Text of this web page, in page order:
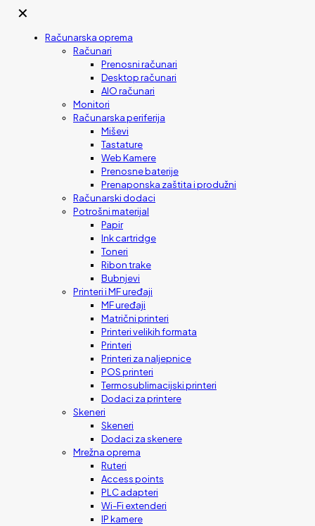
✕
Računarska oprema
Računari
Prenosni računari
Desktop računari
AIO računari
Monitori
Računarska periferija
Miševi
Tastature
Web Kamere
Prenosne baterije
Prenaponska zaštita i produžni
Računarski dodaci
Potrošni materijal
Papir
Ink cartridge
Toneri
Ribon trake
Bubnjevi
Printeri i MF uređaji
MF uređaji
Matrični printeri
Printeri velikih formata
Printeri
Printeri za naljepnice
POS printeri
Termosublimacijski printeri
Dodaci za printere
Skeneri
Skeneri
Dodaci za skenere
Mrežna oprema
Ruteri
Access points
PLC adapteri
Wi-Fi extenderi
IP kamere